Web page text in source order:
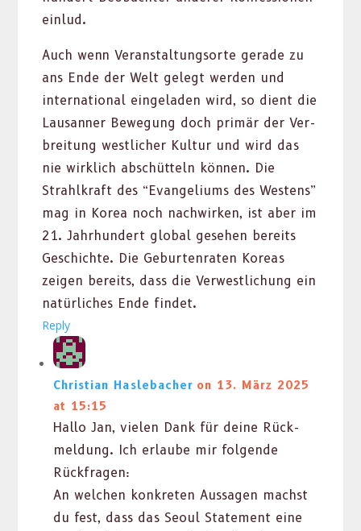
ein­lud.
Auch wenn Ver­anstal­tung­sorte ger­ade zu
ans Ende der Welt gelegt wer­den und
inter­na­tion­al ein­ge­laden wird, so dient die
Lau­san­ner Bewe­gung doch primär der Ver­
bre­itung west­lich­er Kul­tur und wird das
nie wirk­lich abschüt­teln kön­nen. Die
Strahlkraft des “Evan­geli­ums des West­ens”
mag in Korea noch nach­wirken, ist aber im
21. Jahrhun­dert glob­al gese­hen bere­its
Geschichte. Die Geburten­rat­en Kore­as
zeigen bere­its, dass die Ver­west­lichung ein
natür­lich­es Ende find­et.
Reply
Christian Haslebacher on 13. März 2025
at 15:15
Hal­lo Jan, vie­len Dank für deine Rück­
mel­dung. Ich erlaube mir fol­gende
Rück­fra­gen:
An welchen konkreten Aus­sagen machst
du fest, dass das Seoul State­ment eine